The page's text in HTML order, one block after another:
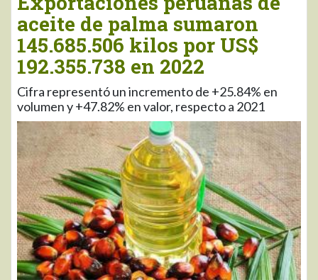
aceite de palma sumaron
145.685.506 kilos por US$
192.355.738 en 2022
Cifra representó un incremento de +25.84% en
volumen y +47.82% en valor, respecto a 2021